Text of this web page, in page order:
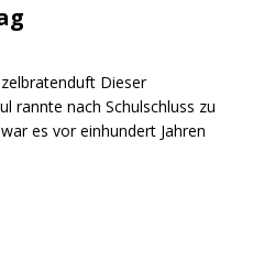
Dieser
rannte nach Schulschluss zu
es vor einhundert Jahren